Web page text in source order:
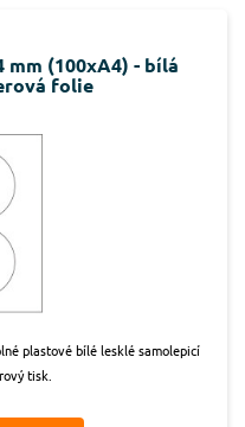
mm (100xA4) - bílá
folie
plastové bílé lesklé samolepicí
tisk.